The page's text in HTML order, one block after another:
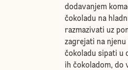
dodavanjem
čokoladu na
razmazivati uz
zagrejati na
čokoladu sipati u
ih čokoladom, do